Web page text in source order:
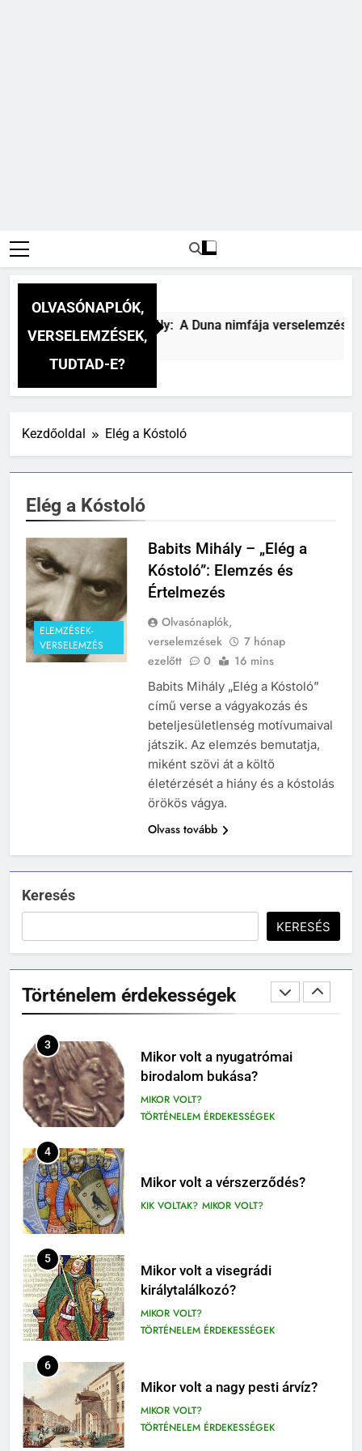
OLVASÓNAPLÓK,
VERSELEMZÉSEK,
TUDTAD-E?
Csokonai Vitéz Mihály: A Duna nimfája verselemzés
51 Perc Ezelőtt
Kezdőoldal Elég a Kóstoló
Elég a Kóstoló
ELEMZÉSEK-
VERSELEMZÉS
Babits Mihály – „Elég a
Kóstoló”: Elemzés és
Értelmezés
Olvasónaplók,
verselemzések
7 hónap
ezelőtt
0 16 mins
Babits Mihály „Elég a Kóstoló”
című verse a vágyakozás és
beteljesületlenség motívumaival
játszik. Az elemzés bemutatja,
miként szövi át a költő
életérzését a hiány és a kóstolás
örökös vágya.
Olvass tovább
Keresés
KERESÉS
Történelem érdekességek
Ki találta fel a gőzgépet?
242
KIK VOLTAK?
TÖRTÉNELEM ÉRDEKESSÉGEK
243
A középkor titkai: Mi rejtőzött a
várak falai mögött?
TÖRTÉNELEM ÉRDEKESSÉGEK
Mikor volt a római birodalom
bukása, és mi történt utána?
MIKOR VOLT?
TÖRTÉNELEM ÉRDEKESSÉGEK
Ki volt Zeusz?
KIK VOLTAK?
2
TÖRTÉNELEM ÉRDEKESSÉGEK
3
Mikor volt a nyugatrómai
birodalom bukása?
MIKOR VOLT?
TÖRTÉNELEM ÉRDEKESSÉGEK
4
Mikor volt a vérszerződés?
KIK VOLTAK? MIKOR VOLT?
5
Mikor volt a visegrádi
királytalálkozó?
MIKOR VOLT?
TÖRTÉNELEM ÉRDEKESSÉGEK
6
Mikor volt a nagy pesti árvíz?
MIKOR VOLT?
TÖRTÉNELEM ÉRDEKESSÉGEK
Gárdonyi Géza: Az egri csillagok
5-8. OSZTÁLY 6. OSZTÁLY OLVASÓNAPLÓ
olvasónapló
12. OSZTÁLY OLVASÓNAPLÓ
9-12. OSZTÁLY OLVASÓNAPLÓ
1-4. OSZTÁLY OLVASÓNAPLÓ
olvasónapló
5. OSZTÁLY OLVASÓNAPLÓ
OLVASÓNAPLÓK
A jó palócok (elemzés)
ELEMZÉSEK-VERSELEMZÉS
OLVASÓNAPLÓK
11